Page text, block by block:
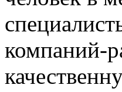
компаний-